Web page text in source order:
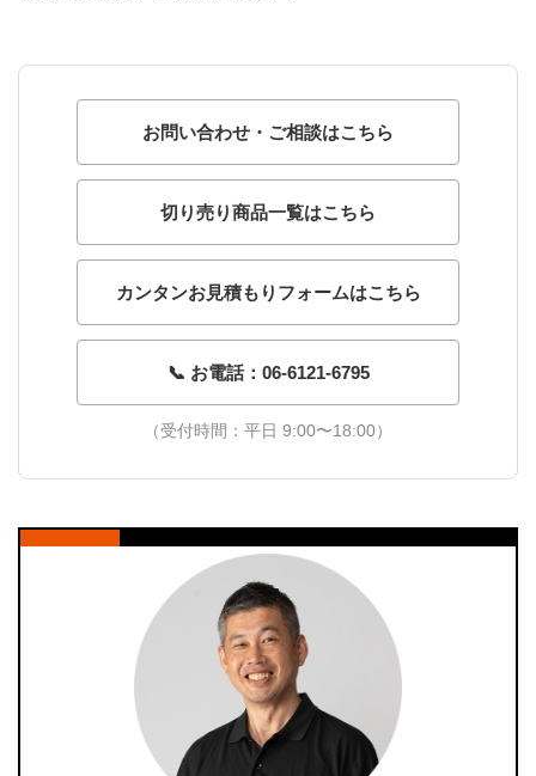
お問い合わせ・ご相談はこちら
切り売り商品一覧はこちら
カンタンお見積もりフォームはこちら
📞 お電話：06-6121-6795
（受付時間：平日 9:00〜18:00）